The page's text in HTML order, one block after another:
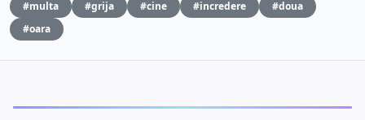
#multa
#grija #cine #incredere
#doua
#oara